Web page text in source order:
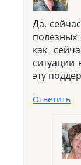
Да,
как
ситуации
эту
Ответить